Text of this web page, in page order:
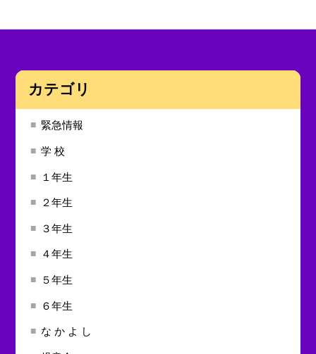
カテゴリ
緊急情報
学 校
１年生
２年生
３年生
４年生
５年生
６年生
な か よ し